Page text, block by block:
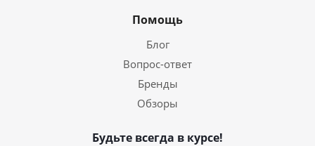
Помощь
Блог
Вопрос-ответ
Бренды
Обзоры
Будьте всегда в курсе!